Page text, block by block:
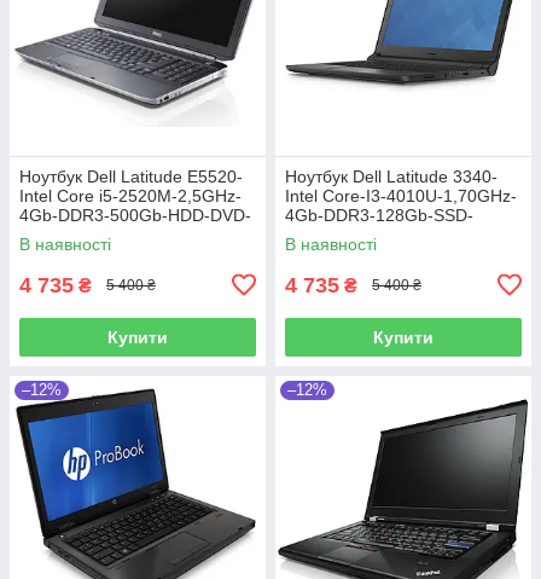
Ноутбук Dell Latitude E5520-
Intel Core i5-2520M-2,5GHz-
4Gb-DDR3-500Gb-HDD-DVD-
R-W15,6-Web-(B)- Б/В
В наявності
4 735 ₴ 5 400 ₴
Купити
Ноутбук Dell Latitude 3340-
Intel Core-I3-4010U-1,70GHz-
4Gb-DDR3-128Gb-SSD-
W13.3-Web-(B)-Б/B
В наявності
4 735 ₴ 5 400 ₴
Купити
–12% –12%